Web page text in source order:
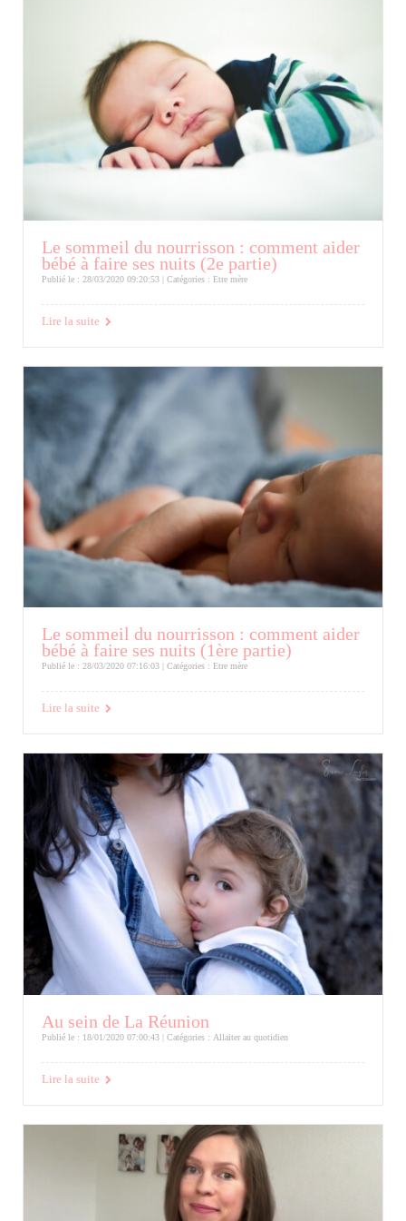
Le sommeil du nourrisson : comment aider
bébé à faire ses nuits (2e partie)
Publié le : 28/03/2020 09:20:53 | Catégories : Etre mère
Lire la suite
Le sommeil du nourrisson : comment aider
bébé à faire ses nuits (1ère partie)
Publié le : 28/03/2020 07:16:03 | Catégories : Etre mère
Lire la suite
Au sein de La Réunion
Publié le : 18/01/2020 07:00:43 | Catégories : Allaiter au quotidien
Lire la suite